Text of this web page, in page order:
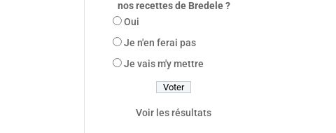
nos recettes de Bredele ?
Oui
Je n'en ferai pas
Je vais m'y mettre
Voir les résultats